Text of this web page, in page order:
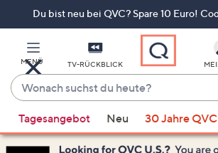
Du bist neu bei QVC? Spare 10 Euro!
MENÜ TV-RÜCKBLICK
Wonach
suchst
du
heute?
Vorschläge
verfügbar
Tagesangebot Neu 30 Jahre QVC